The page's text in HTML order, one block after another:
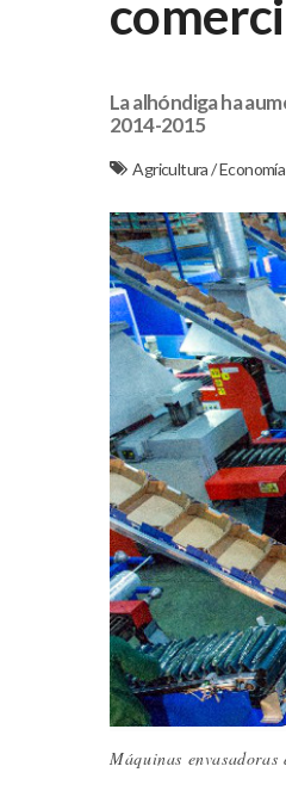
La alhóndiga ha
2014-2015
Agricultura/Economía
Máquinas